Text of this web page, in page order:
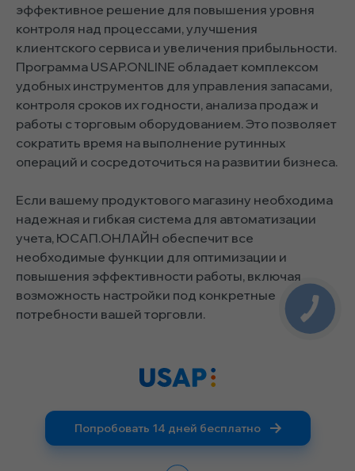
эффективное решение для повышения уровня
контроля над процессами, улучшения
клиентского сервиса и увеличения прибыльности.
Программа USAP.ONLINE обладает комплексом
удобных инструментов для управления запасами,
контроля сроков их годности, анализа продаж и
работы с торговым оборудованием. Это позволяет
сократить время на выполнение рутинных
операций и сосредоточиться на развитии бизнеса.
Если вашему продуктового магазину необходима
надежная и гибкая система для автоматизации
учета, ЮСАП.ОНЛАЙН обеспечит все
необходимые функции для оптимизации и
повышения эффективности работы, включая
возможность настройки под конкретные
потребности вашей торговли.
Попробовать 14 дней бесплатно